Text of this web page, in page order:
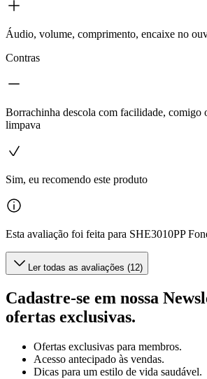
Áudio, volume, comprimento, encaixe no
Contras
Borrachinha descola com facilidade, comigo
limpava
Sim, eu recomendo este produto
Esta avaliação foi feita para SHE3010PP
Ler todas as avaliações (12)
Cadastre-se em nossa
ofertas exclusivas.
Ofertas exclusivas para membros.
Acesso antecipado às vendas.
Dicas para um estilo de vida saudável.